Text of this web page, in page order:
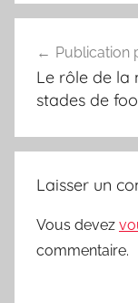
de
l’article
Publication
Le rôle de la
stades de
Laisser un
Vous devez
commentaire.